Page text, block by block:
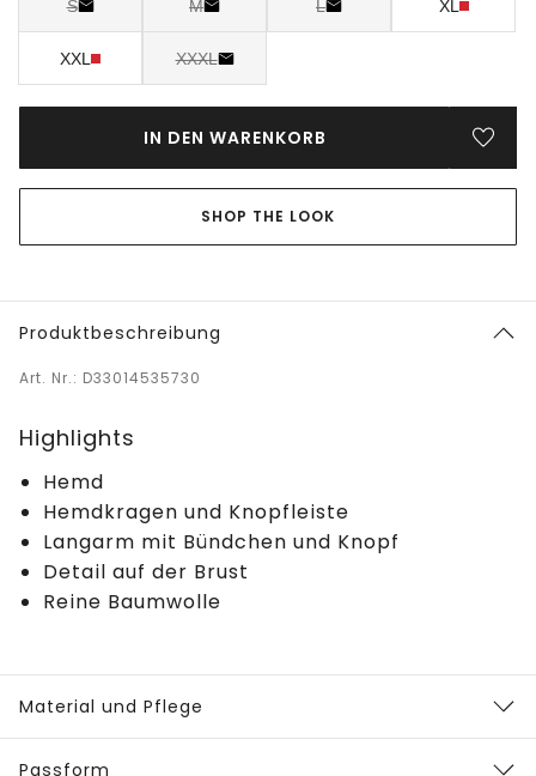
S M L XL
XXL XXXL
IN DEN WARENKORB
SHOP THE LOOK
Produktbeschreibung
Art. Nr.: D33014535730
Highlights
Hemd
Hemdkragen und Knopfleiste
Langarm mit Bündchen und Knopf
Detail auf der Brust
Reine Baumwolle
Material und Pflege
Passform